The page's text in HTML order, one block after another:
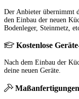
Der Anbieter übernimmt
den Einbau der neuen
Bodenleger, Steinmetz,
Kostenlose
Nach dem Einbau der
deine neuen Geräte.